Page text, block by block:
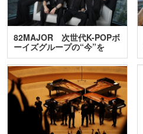
82MAJOR 次世代K-POPボ
ーイズグループの“今”を
訊…